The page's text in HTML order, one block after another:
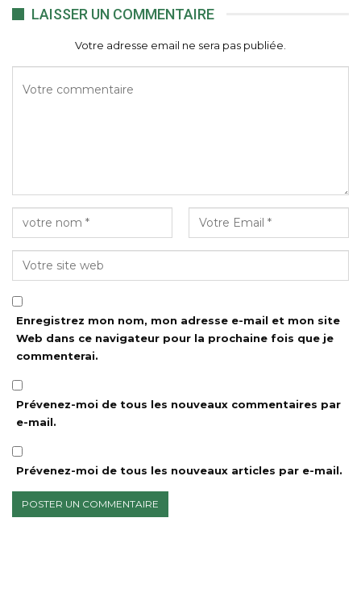
LAISSER UN COMMENTAIRE
Votre adresse email ne sera pas publiée.
Enregistrez mon nom, mon adresse e-mail et mon site
Web dans ce navigateur pour la prochaine fois que je
commenterai.
Prévenez-moi de tous les nouveaux commentaires par
e-mail.
Prévenez-moi de tous les nouveaux articles par e-mail.